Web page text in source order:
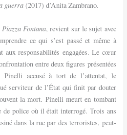
guerra (2017) d’Anita Zambrano.
Piazza Fontana, revient sur le sujet avec
ce qui s’est passé et même à
aux responsabilités engagées. Le cœur
entre deux figures présentées
Pinelli accusé à tort de l’attentat, le
serviteur de l’État qui finit par douter
la mort. Pinelli meurt en tombant
de police où il était interrogé. Trois ans
dans la rue par des terroristes, peut-